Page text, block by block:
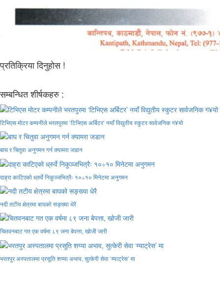
प्रतिक्रिया दिनुहोस !
सम्बन्धित शीर्षकहरु :
टिभिएस मोटर कम्पनीले भरतपुरमा ‘टिभिएस अर्बिटर’ नयाँ विद्युतीय स्कुटर सार्वजनिक ग¥यो
बाघ र चितुवा अनुगमन गर्न क्यामरा जडान
दाह्रा काटिएको ध्रुर्वे निकुञ्जभित्रैः १०÷१० मिनेटमा अनुगमन
नदी तटीय क्षेत्रमा बाघको सङ्ख्या धेरै
चितवनबाट गत एक वर्षमा ८९ जना बेपत्ता, खोजी जारी
भरतपुर अस्पतालमा प्रसूति शय्या अभाव, सुत्केरी सेवा ‘म्याट्रेस’ मा